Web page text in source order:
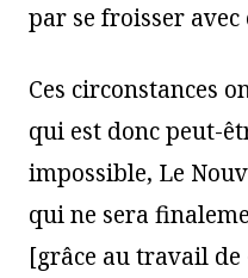
par se froisser avec
Ces circonstances
qui est donc peut-
impossible, Le
qui ne sera
[grâce au travail de